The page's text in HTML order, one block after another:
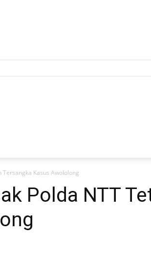
Kasus Awololong
Polda NTT